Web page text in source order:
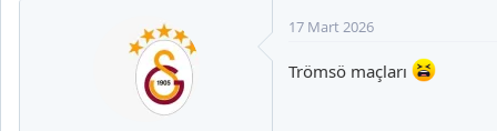
17 Mart 2026
Trömsö maçları